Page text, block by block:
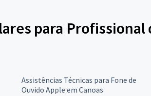
para
Assistências Técnicas para Fone de
Ouvido Apple em Canoas